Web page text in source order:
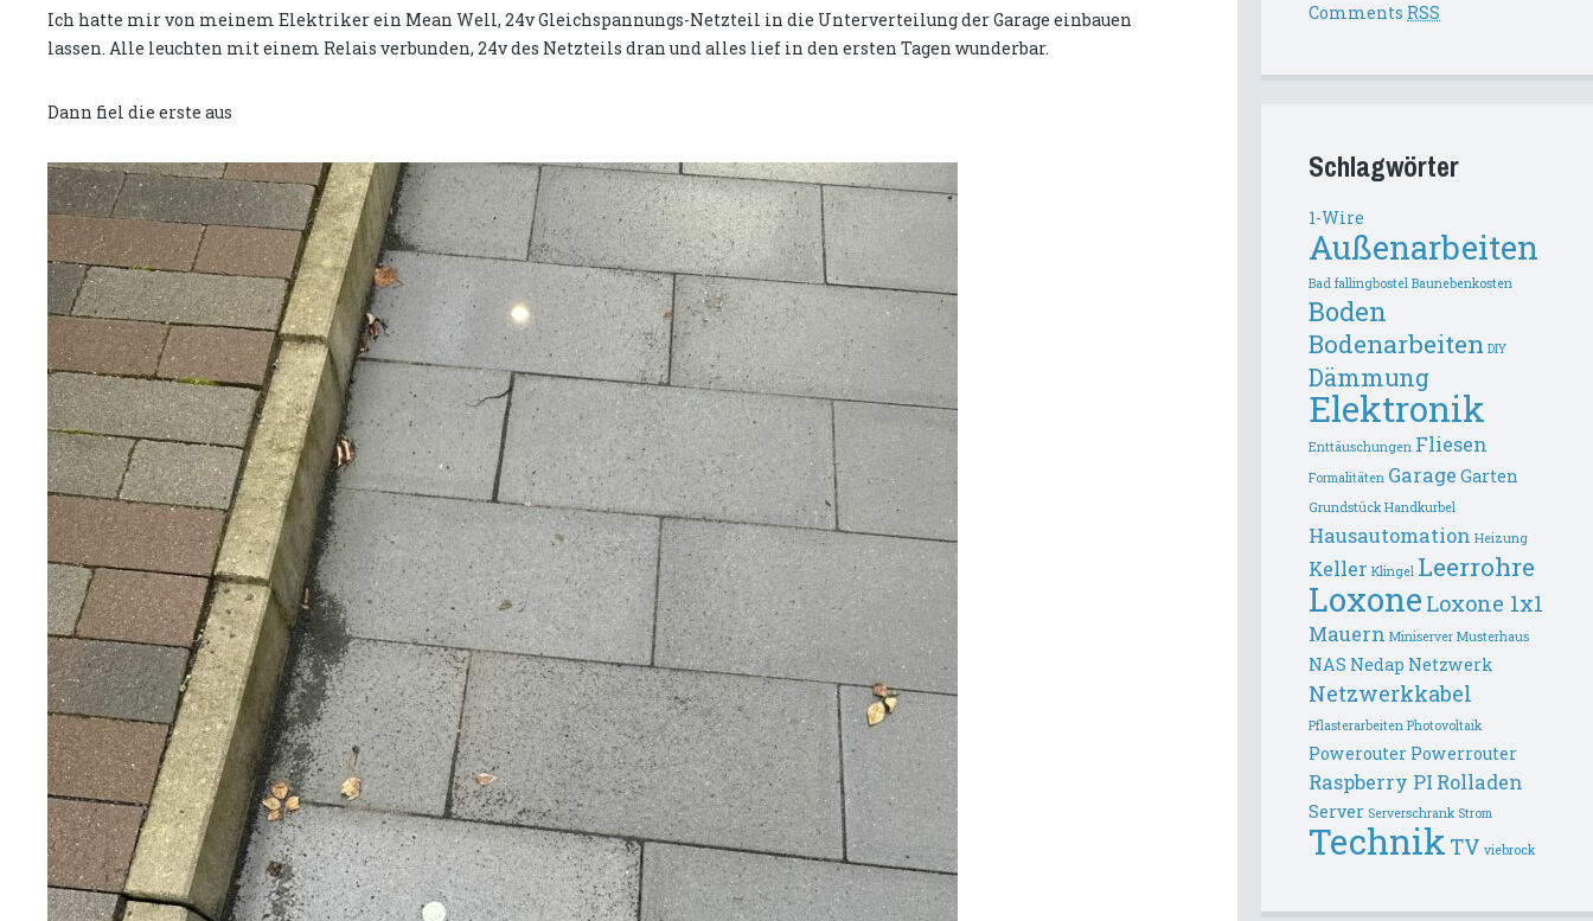
Ich hatte mir von meinem Elektriker ein Mean Well, 24v Gleichspannungs-Netzteil in die Unterverteilung der Garage einbauen
lassen. Alle leuchten mit einem Relais verbunden, 24v des Netzteils dran und alles lief in den ersten Tagen wunderbar.
Dann fiel die erste aus
Comments RSS
Schlagwörter
1-Wire
Außenarbeiten
Bad fallingbostel Baunebenkosten
Boden
Bodenarbeiten DIY
Dämmung
Elektronik
Enttäuschungen Fliesen
Formalitäten Garage Garten
Grundstück Handkurbel
Hausautomation Heizung
Keller Klingel Leerrohre
Loxone Loxone 1x1
Mauern Miniserver Musterhaus
NAS Nedap Netzwerk
Netzwerkkabel
Pflasterarbeiten Photovoltaik
Powerouter Powerrouter
Raspberry PI Rolladen
Server Serverschrank Strom
Technik TV viebrock